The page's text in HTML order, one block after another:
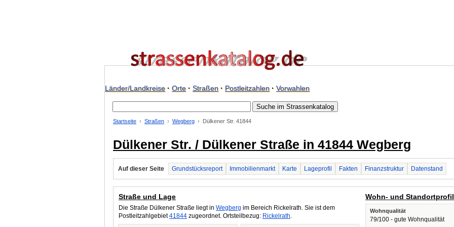
Länder/Landkreise· Orte· Straßen· Postleitzahlen· Vorwahlen
Startseite Straßen Wegberg Dülkener Str. 41844
Dülkener Str. / Dülkener Straße in 41844 Wegberg
Auf dieser Seite Grundstücksreport Immobilienmarkt Karte Lageprofil Fakten Finanzstruktur Datenstand
Straße und Lage
Die Straße Dülkener Straße liegt in Wegberg im Bereich Rickelrath. Sie ist dem
Postleitzahlgebiet41844 zugeordnet. Ortsteilbezug: Rickelrath.
Wohn- und Standortprofil
Wohnqualität
79/100 - gute Wohnqualität